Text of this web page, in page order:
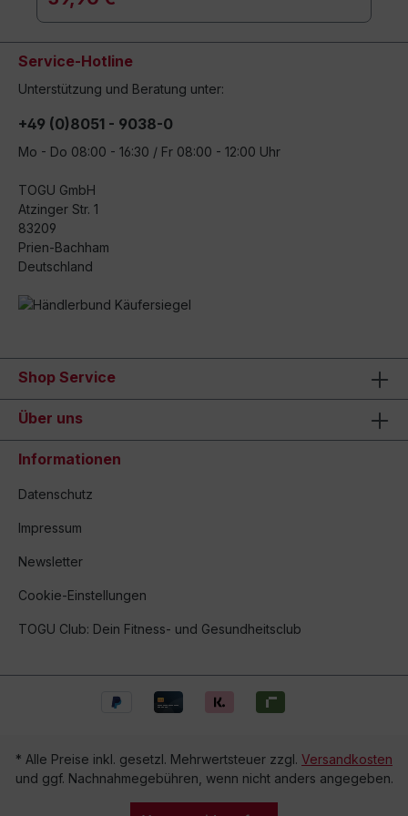
Service-Hotline
Unterstützung und Beratung unter:
+49 (0)8051 - 9038-0
Mo - Do 08:00 - 16:30 / Fr 08:00 - 12:00 Uhr
TOGU GmbH
Atzinger Str. 1
83209
Prien-Bachham
Deutschland
Shop Service
Über uns
Informationen
Datenschutz
Impressum
Newsletter
Cookie-Einstellungen
TOGU Club: Dein Fitness- und Gesundheitsclub
* Alle Preise inkl. gesetzl. Mehrwertsteuer zzgl. Versandkosten
und ggf. Nachnahmegebühren, wenn nicht anders angegeben.